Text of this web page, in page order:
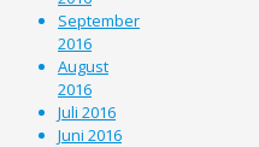
September
2016
August
2016
Juli 2016
Juni 2016